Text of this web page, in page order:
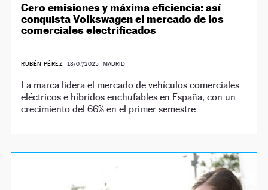
Cero emisiones y máxima eficiencia: así
conquista Volkswagen el mercado de los
comerciales electrificados
RUBÉN PÉREZ | 18/07/2025 | MADRID
La marca lidera el mercado de vehículos comerciales
eléctricos e híbridos enchufables en España, con un
crecimiento del 66% en el primer semestre.